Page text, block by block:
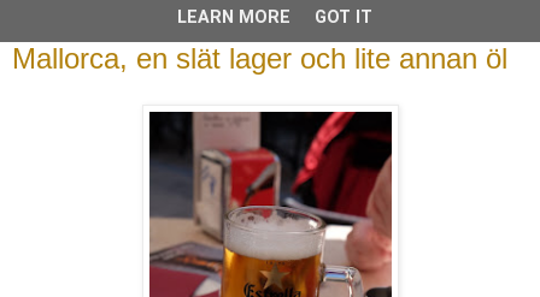
Mallorca, en slät lager och lite annan öl
LEARN MORE GOT IT